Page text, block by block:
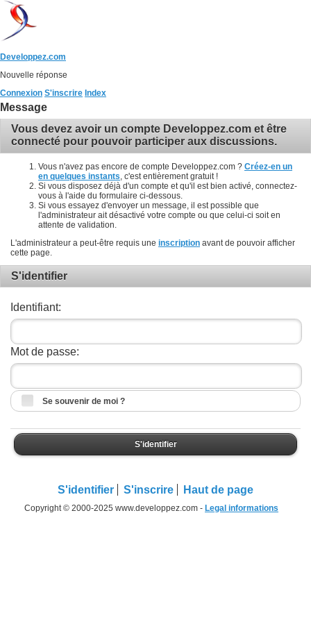
Developpez.com
Nouvelle réponse
Connexion S'inscrire Index
Message
Vous devez avoir un compte Developpez.com et être
connecté pour pouvoir participer aux discussions.
Vous n'avez pas encore de compte Developpez.com ? Créez-en un
en quelques instants , c'est entièrement gratuit !
Si vous disposez déjà d'un compte et qu'il est bien activé, connectez-
vous à l'aide du formulaire ci-dessous.
Si vous essayez d'envoyer un message, il est possible que
l'administrateur ait désactivé votre compte ou que celui-ci soit en
attente de validation.
L'administrateur a peut-être requis une inscription avant de pouvoir afficher
cette page.
S'identifier
Identifiant:
Mot de passe:
Se souvenir de moi ?
S'identifier
S'identifier S'inscrire Haut de page
Copyright © 2000-2025 www.developpez.com - Legal informations